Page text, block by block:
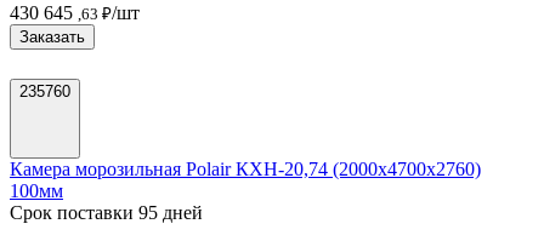
430 645 ,63 ₽/шт
Заказать
235760
Камера морозильная Polair КХН-20,74 (2000х4700х2760)
100мм
Срок поставки 95 дней